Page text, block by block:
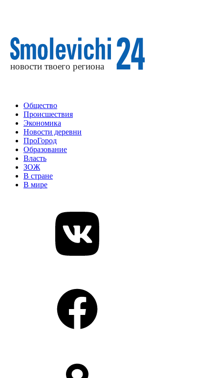
Общество
Происшествия
Экономика
Новости деревни
ПроГород
Образование
Власть
ЗОЖ
В стране
В мире